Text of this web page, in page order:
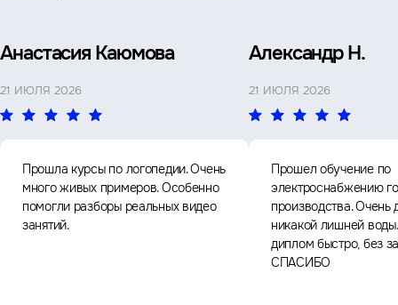
Анастасия Каюмова
21 ИЮЛЯ 2026
Прошла курсы по логопедии. Очень
много живых примеров. Особенно
помогли разборы реальных видео
занятий.
Александр Н.
21 ИЮЛЯ 2026
Прошел обучение по
электроснабжению
производства. Очень
никакой лишней
диплом быстро, без
СПАСИБО